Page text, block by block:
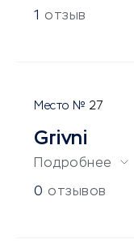
1 отзыв
27
Grivni
Подробнее
0 отзывов